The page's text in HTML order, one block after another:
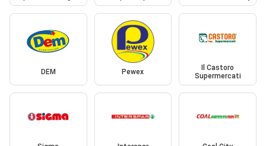
DEM Pewex
Il Castoro
Supermercati